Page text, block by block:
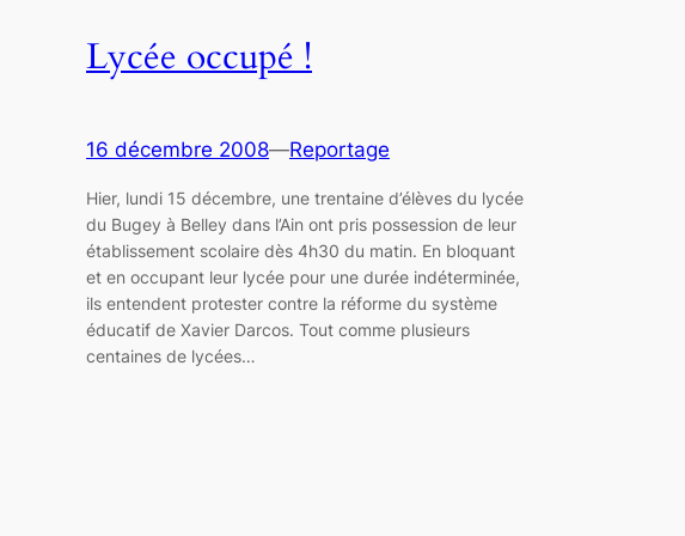
Lycée occupé !
16 décembre 2008—Reportage
Hier, lundi 15 décembre, une trentaine d’élèves du lycée
du Bugey à Belley dans l’Ain ont pris possession de leur
établissement scolaire dès 4h30 du matin. En bloquant
et en occupant leur lycée pour une durée indéterminée,
ils entendent protester contre la réforme du système
éducatif de Xavier Darcos. Tout comme plusieurs
centaines de lycées…